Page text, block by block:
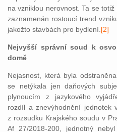
na vzniklou nerovnost. Ta se
zaznamenán rostoucí trend
jakožto stavbách pro bydlení.[2]
Nejvyšší správní soud k
domě
Nejasnost, která byla
se netýkala jen daňových
plynoucím z jazykového
rozdíl a znevýhodnění jednotek
z rozsudku Krajského soudu v
Af 27/2018-200, jednotný